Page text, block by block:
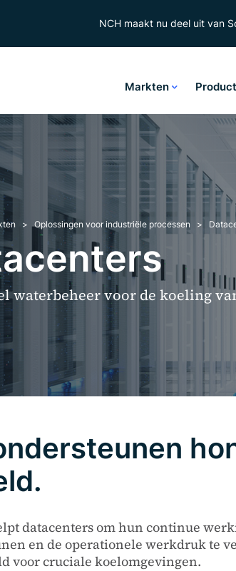
NCH maakt nu deel uit van
Markten
Oplossingen voor industriële processen
waterbeheer voor de koeling
datacenters om hun continue
en de operationele werkdruk te
voor cruciale koelomgevingen.